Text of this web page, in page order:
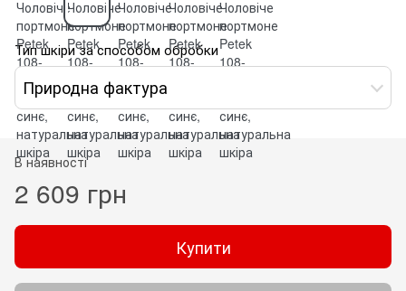
Тип шкіри за способом обробки
Природна фактура
В наявності
2 609 грн
Купити